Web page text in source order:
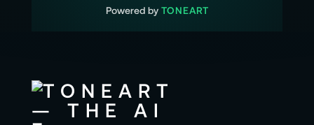
Objektiv für PL/EF Mount metrisch - Blaue
1 x EF-Bajonett
Powered by TONEART